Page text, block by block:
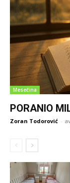
Mesečina
PORANIO
Zoran Todorović -